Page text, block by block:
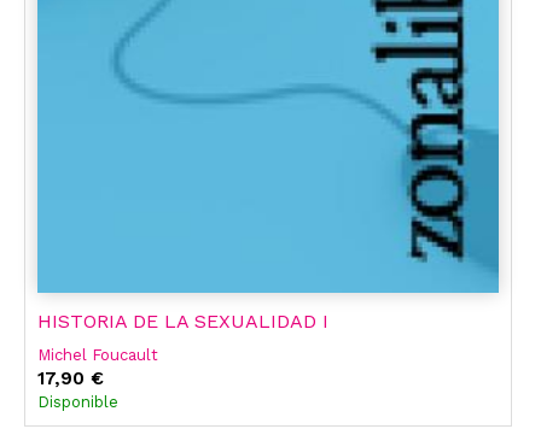
HISTORIA DE LA SEXUALIDAD I
Michel Foucault
17,90 €
Disponible